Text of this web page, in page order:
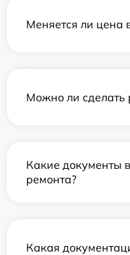
Меняется ли цена
Можно ли сделать
Какие документы
ремонта?
Какая